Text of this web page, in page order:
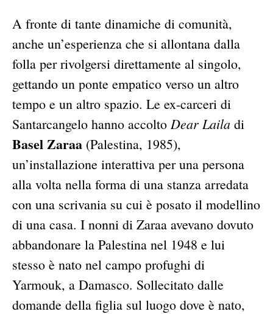
A fronte di tante dinamiche di comunità,
anche un’esperienza che si allontana dalla
folla per rivolgersi direttamente al singolo,
gettando un ponte empatico verso un altro
tempo e un altro spazio. Le ex-carceri di
Santarcangelo hanno accolto Dear Laila di
Basel Zaraa (Palestina, 1985),
un’installazione interattiva per una persona
alla volta nella forma di una stanza arredata
con una scrivania su cui è posato il modellino
di una casa. I nonni di Zaraa avevano dovuto
abbandonare la Palestina nel 1948 e lui
stesso è nato nel campo profughi di
Yarmouk, a Damasco. Sollecitato dalle
domande della figlia sul luogo dove è nato,